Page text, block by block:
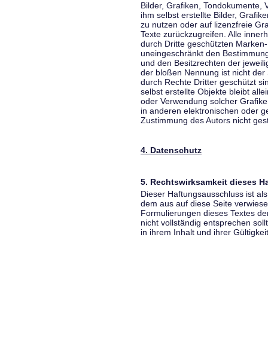
Bilder, Grafiken, Tondokumente,
ihm selbst erstellte Bilder,
zu nutzen oder auf lizenzfreie
Texte zurückzugreifen. Alle
durch Dritte geschützten
uneingeschränkt den
und den Besitzrechten der
der bloßen Nennung ist nicht
durch Rechte Dritter geschützt
selbst erstellte Objekte bleibt
oder Verwendung solcher
in anderen elektronischen oder
Zustimmung des Autors nicht
4. Datenschutz
5. Rechtswirksamkeit dieses
Dieser Haftungsausschluss ist
dem aus auf diese Seite
Formulierungen dieses Textes
nicht vollständig entsprechen
in ihrem Inhalt und ihrer